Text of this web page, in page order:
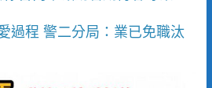
過程 警二分局：業已免職汰